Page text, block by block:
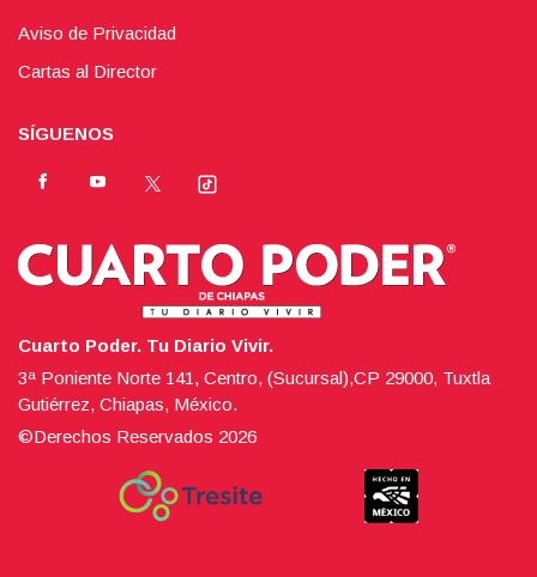
Aviso de Privacidad
Cartas al Director
SÍGUENOS
Cuarto Poder. Tu Diario Vivir.
3ª Poniente Norte 141, Centro, (Sucursal),CP 29000, Tuxtla
Gutiérrez, Chiapas, México.
©Derechos Reservados 2026